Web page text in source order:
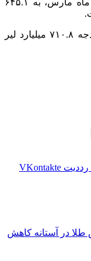
در سه ماه اول سال ۲۰۲۵، تراز کسری بودجه ۷۱۰.۸ میلیارد لیر
‫رددیت ‫VKontakte